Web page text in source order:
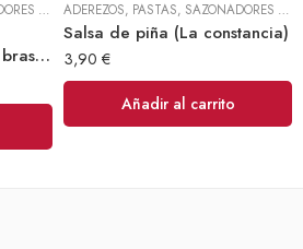
ADEREZOS, PASTAS, SAZONADORES Y CONDIMENTOS ,TODOS
Aderezo de pollo a la brasa 300gr (2 Banderas)
ADEREZOS, PASTAS, SAZONADORES Y CONDIMENTOS
Salsa de piña (La constancia)
3,90 €
Añadir al carrito